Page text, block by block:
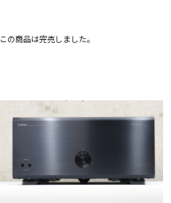
この商品は完売しました。